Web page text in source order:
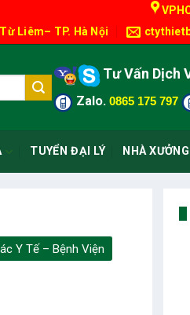
Liêm– TP. Hà Nội
Tư Vấn Dịch
Zalo. 0865 175 797
TUYỂN ĐẠI LÝ NHÀ XƯỞNG
Y Tế – Bệnh Viện